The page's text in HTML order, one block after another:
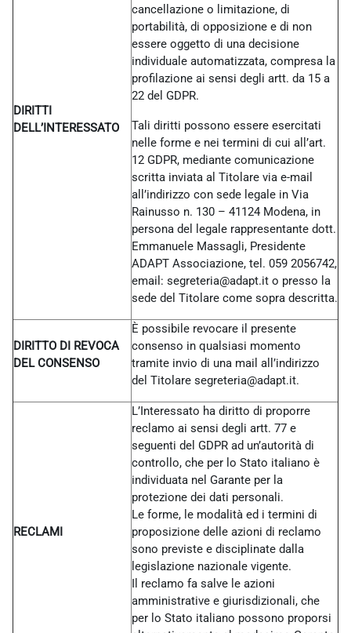
DIRITTI
DELL’INTERESSATO
cancellazione o limitazione, di
portabilità, di opposizione e di non
essere oggetto di una decisione
individuale automatizzata, compresa la
profilazione ai sensi degli artt. da 15 a
22 del GDPR.
Tali diritti possono essere esercitati
nelle forme e nei termini di cui all’art.
12 GDPR, mediante comunicazione
scritta inviata al Titolare via e-mail
all’indirizzo con sede legale in Via
Rainusso n. 130 – 41124 Modena, in
persona del legale rappresentante dott.
Emmanuele Massagli, Presidente
ADAPT Associazione, tel. 059 2056742,
email: segreteria@adapt.it o presso la
sede del Titolare come sopra descritta.
DIRITTO DI REVOCA
DEL CONSENSO
È possibile revocare il presente
consenso in qualsiasi momento
tramite invio di una mail all’indirizzo
del Titolare segreteria@adapt.it.
RECLAMI
L’Interessato ha diritto di proporre
reclamo ai sensi degli artt. 77 e
seguenti del GDPR ad un’autorità di
controllo, che per lo Stato italiano è
individuata nel Garante per la
protezione dei dati personali.
Le forme, le modalità ed i termini di
proposizione delle azioni di reclamo
sono previste e disciplinate dalla
legislazione nazionale vigente.
Il reclamo fa salve le azioni
amministrative e giurisdizionali, che
per lo Stato italiano possono proporsi